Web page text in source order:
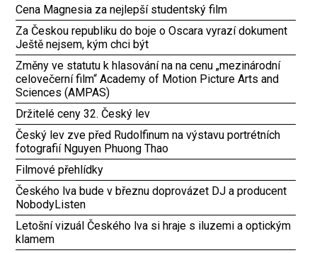
Cena Magnesia za nejlepší studentský film
Za Českou republiku do boje o Oscara vyrazí dokument
Ještě nejsem, kým chci být
Změny ve statutu k hlasování na na cenu „mezinárodní
celovečerní film“ Academy of Motion Picture Arts and
Sciences (AMPAS)
Držitelé ceny 32. Český lev
Český lev zve před Rudolfinum na výstavu portrétních
fotografií Nguyen Phuong Thao
Filmové přehlídky
Českého lva bude v březnu doprovázet DJ a producent
NobodyListen
Letošní vizuál Českého lva si hraje s iluzemi a optickým
klamem